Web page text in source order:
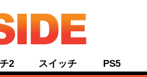
2 スイッチ PS5